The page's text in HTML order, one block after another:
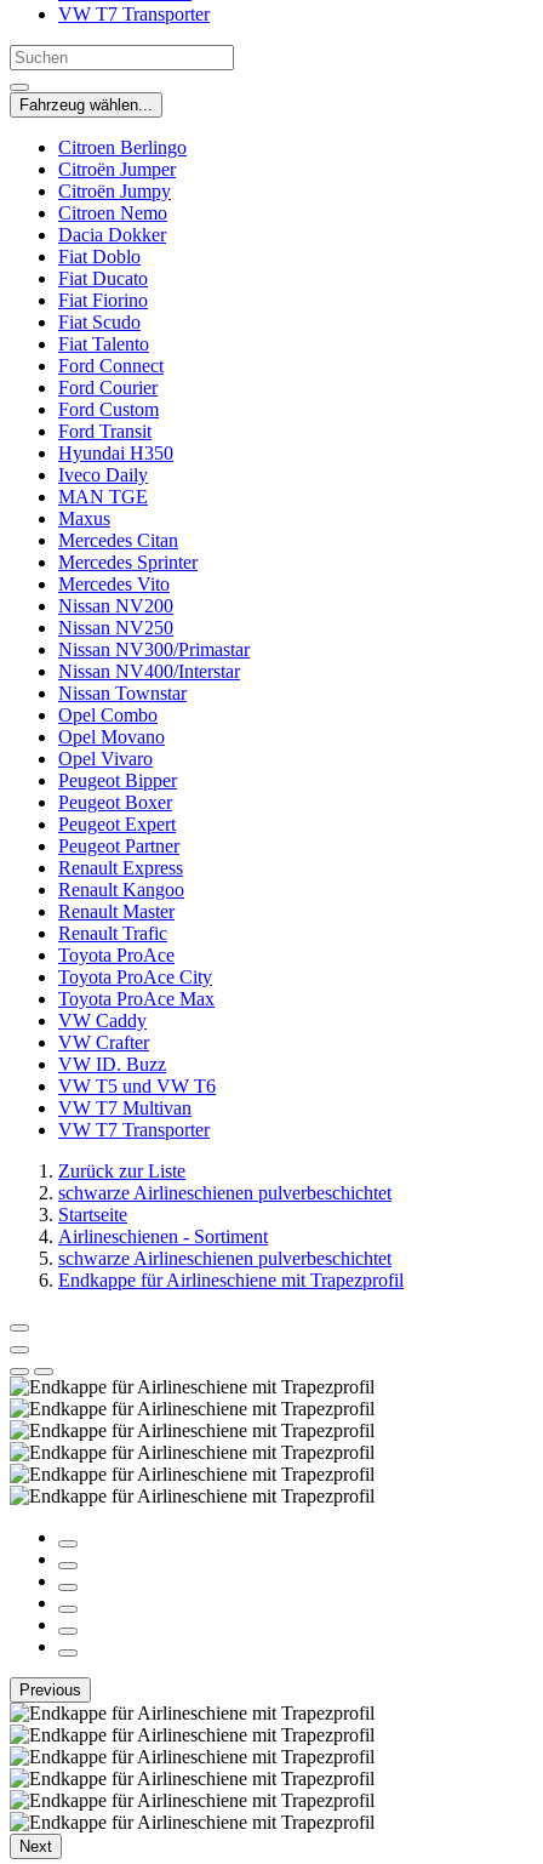
VW T7 Transporter
Fahrzeug wählen...
Citroen Berlingo
Citroën Jumper
Citroën Jumpy
Citroen Nemo
Dacia Dokker
Fiat Doblo
Fiat Ducato
Fiat Fiorino
Fiat Scudo
Fiat Talento
Ford Connect
Ford Courier
Ford Custom
Ford Transit
Hyundai H350
Iveco Daily
MAN TGE
Maxus
Mercedes Citan
Mercedes Sprinter
Mercedes Vito
Nissan NV200
Nissan NV250
Nissan NV300/Primastar
Nissan NV400/Interstar
Nissan Townstar
Opel Combo
Opel Movano
Opel Vivaro
Peugeot Bipper
Peugeot Boxer
Peugeot Expert
Peugeot Partner
Renault Express
Renault Kangoo
Renault Master
Renault Trafic
Toyota ProAce
Toyota ProAce City
Toyota ProAce Max
VW Caddy
VW Crafter
VW ID. Buzz
VW T5 und VW T6
VW T7 Multivan
VW T7 Transporter
Zurück zur Liste
schwarze Airlineschienen pulverbeschichtet
Startseite
Airlineschienen - Sortiment
schwarze Airlineschienen pulverbeschichtet
Endkappe für Airlineschiene mit Trapezprofil
Previous
Next